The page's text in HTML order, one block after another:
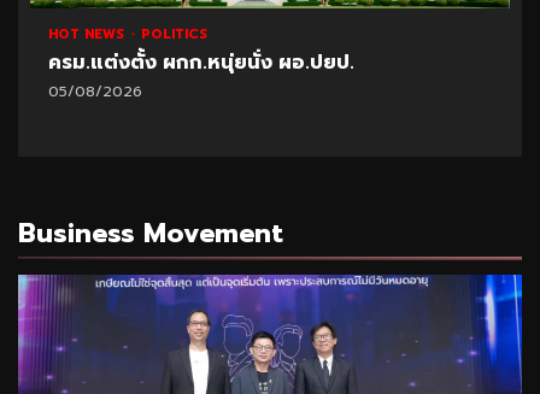
HOT NEWS POLITICS
ครม.แต่งตั้ง ผกก.หนุ่ยนั่ง ผอ.ปยป.
05/08/2026
Business Movement